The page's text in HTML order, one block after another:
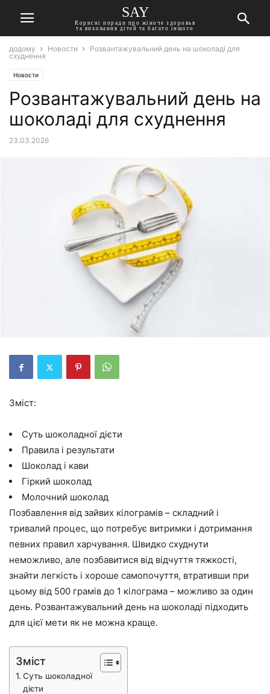
SAY
Корисні поради про жіноче здоровья
та виховання дітей та багато іншого
додому Новости
Розвантажувальний день на шоколаді для
схуднення
Новости
Розвантажувальний день на
шоколаді для схуднення
23.03.2026
Зміст:
Суть шоколадної дієти
Правила і результати
Шоколад і кави
Гіркий шоколад
Молочний шоколад
Позбавлення від зайвих кілограмів – складний і
тривалий процес, що потребує витримки і дотримання
певних правил харчування. Швидко схуднути
неможливо, але позбавитися від відчуття тяжкості,
знайти легкість і хороше самопочуття, втративши при
цьому від 500 грамів до 1 кілограма – можливо за один
день. Розвантажувальний день на шоколаді підходить
для цієї мети як не можна краще.
Зміст
Суть шоколадної
дієти